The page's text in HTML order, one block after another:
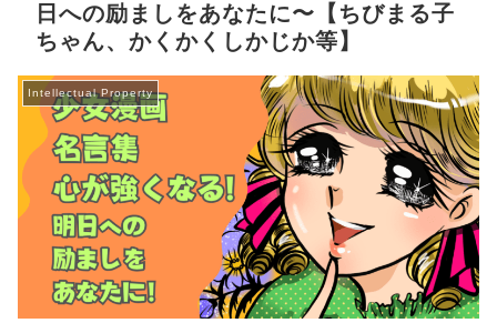
日への励ましをあなたに〜【ちびまる子
ちゃん、かくかくしかじか等】
Intellectual Property